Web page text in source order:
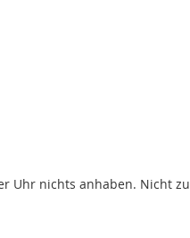
Uhr nichts anhaben. Nicht